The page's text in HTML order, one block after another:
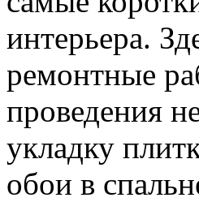
интерьера.
ремонтные
проведения
укладку
обои в